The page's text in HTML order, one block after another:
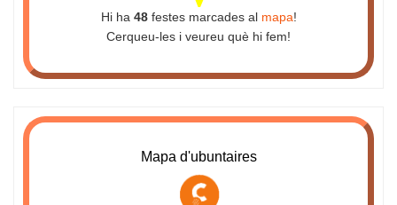
Hi ha 48festes marcades al mapa!
Cerqueu-les i veureu què hi fem!
Mapa d'ubuntaires